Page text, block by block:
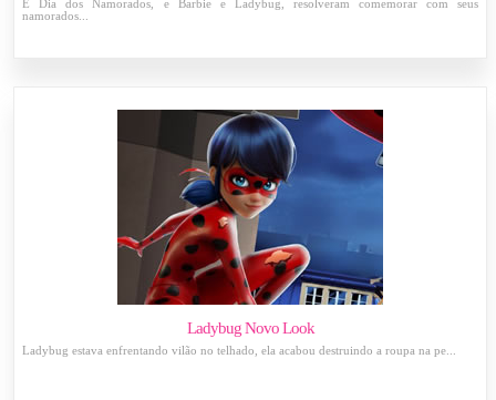
É Dia dos Namorados, e Barbie e Ladybug, resolveram comemorar com seus
namorados...
Ladybug Novo Look
Ladybug estava enfrentando vilão no telhado, ela acabou destruindo a roupa na pe...